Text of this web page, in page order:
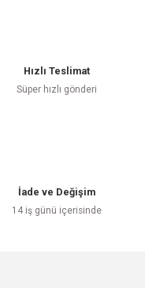
Hızlı Teslimat
Süper hızlı gönderi
İade ve Değişim
14 iş günü içerisinde